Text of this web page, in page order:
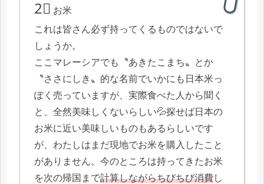
2⃣ お米
これは皆さん必ず持ってくるものではないで
しょうか。
ここマレーシアでも〝あきたこまち〟とか
〝ささにしき〟的な名前でいかにも日本米っ
ぽく売っていますが、実際食べた人から聞く
と、全然美味しくないらしい💦探せば日本の
お米に近い美味しいものもあるらしいです
が、わたしはまだ現地でお米を購入したこと
がありません。今のところは持ってきたお米
を次の帰国まで計算しながらちびちび消費し